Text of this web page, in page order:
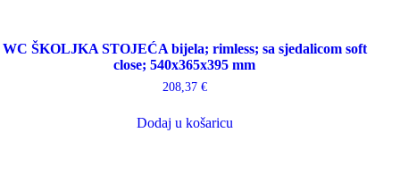
WC ŠKOLJKA STOJEĆA bijela; rimless; sa sjedalicom soft
close; 540x365x395 mm
208,37 €
Dodaj u košaricu